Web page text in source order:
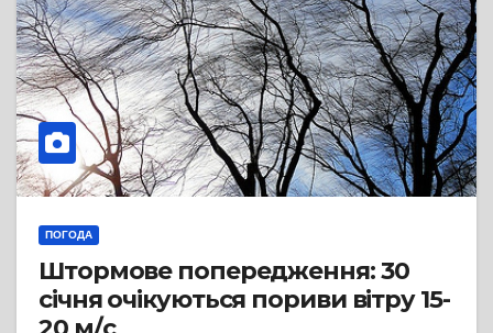
ПОГОДА
Штормове попередження: 30
січня очікуються пориви вітру 15-